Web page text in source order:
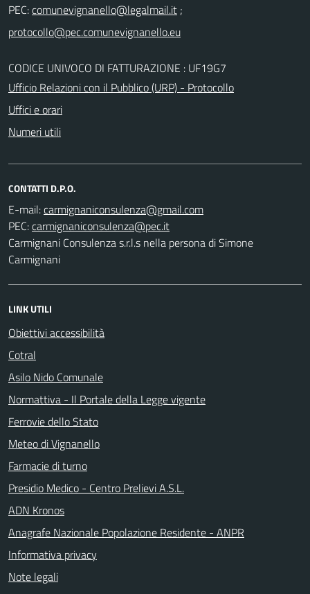
PEC:
;
CODICE UNIVOCO DI FATTURAZIONE : UF19G7
Ufficio Relazioni con il Pubblico (URP) - Protocollo
Uffici e orari
Numeri utili
CONTATTI D.P.O.
E-mail:
PEC:
Carmignani Consulenza s.r.l.s nella persona di Simone
Carmignani
LINK UTILI
Obiettivi accessibilità
Cotral
Asilo Nido Comunale
Normattiva - Il Portale della Legge vigente
Ferrovie dello Stato
Meteo di Vignanello
Farmacie di turno
Presidio Medico - Centro Prelievi A.S.L.
ADN Kronos
Anagrafe Nazionale Popolazione Residente - ANPR
Informativa privacy
Note legali